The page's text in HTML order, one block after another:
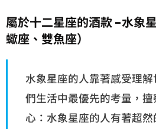
屬於十二星座的酒款 -水象
蠍座、雙魚座）
水象星座的人靠著感受理
們生活中最優先的考量，
心：水象星座的人有著超